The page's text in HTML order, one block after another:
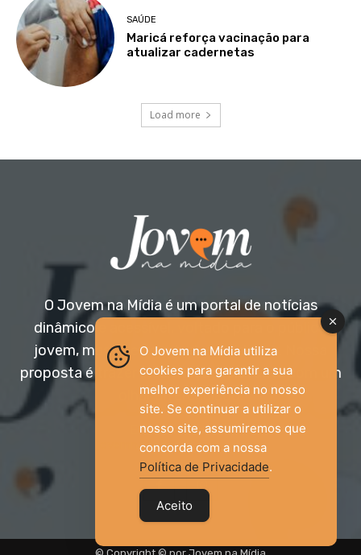
SAÚDE
Maricá reforça vacinação para
atualizar cadernetas
Load more
O Jovem na Mídia é um portal de notícias
dinâmico e acessível, voltado para o público
jovem, mas aberto a todas as idades. Nossa
proposta é trazer informação relevante com um
olhar diferenciado.
Entre em contato:
jovemnamidia2017@gmail.com
O Jovem na Mídia utiliza
cookies para garantir a sua
melhor experiência no nosso
site. Se continuar a utilizar o
nosso site, assumiremos que
concorda com a nossa
Política de Privacidade.
Aceito